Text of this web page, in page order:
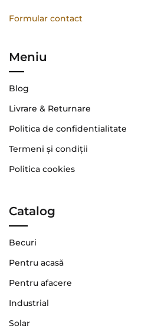
Formular contact
Meniu
Blog
Livrare & Returnare
Politica de confidentialitate
Termeni şi condiţii
Politica cookies
Catalog
Becuri
Pentru acasă
Pentru afacere
Industrial
Solar